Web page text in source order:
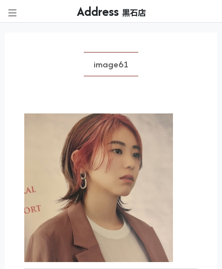
Address 黒石店
image61